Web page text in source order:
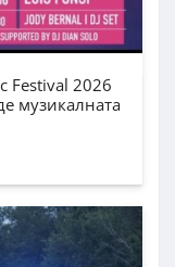
Festival 2026
музикалната